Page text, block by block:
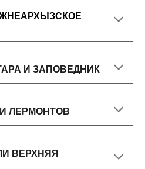
И ЗАПОВЕДНИК
ЛЕРМОНТОВ
ВЕРХНЯЯ